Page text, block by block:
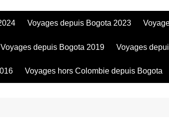
Voyages depuis Bogota 2023
Voyages depuis Bogota 2019 Voyages
Voyages hors Colombie depuis Bogota